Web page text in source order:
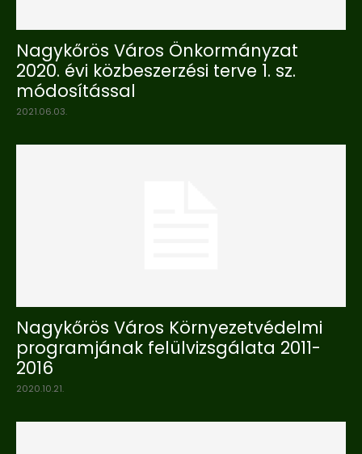
Nagykőrös Város Önkormányzat
2020. évi közbeszerzési terve 1. sz.
módosítással
2021.06.03.
Nagykőrös Város Környezetvédelmi
programjának felülvizsgálata 2011-
2016
2020.10.21.